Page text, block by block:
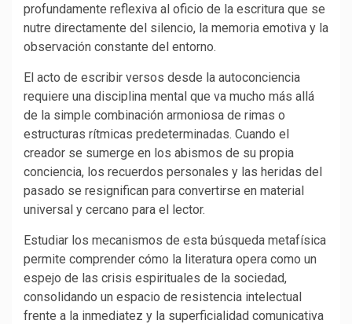
profundamente reflexiva al oficio de la escritura que se
nutre directamente del silencio, la memoria emotiva y la
observación constante del entorno.
El acto de escribir versos desde la autoconciencia
requiere una disciplina mental que va mucho más allá
de la simple combinación armoniosa de rimas o
estructuras rítmicas predeterminadas. Cuando el
creador se sumerge en los abismos de su propia
conciencia, los recuerdos personales y las heridas del
pasado se resignifican para convertirse en material
universal y cercano para el lector.
Estudiar los mecanismos de esta búsqueda metafísica
permite comprender cómo la literatura opera como un
espejo de las crisis espirituales de la sociedad,
consolidando un espacio de resistencia intelectual
frente a la inmediatez y la superficialidad comunicativa